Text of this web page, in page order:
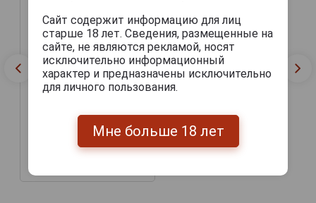
Chabot 1967 years
Арманьяк Шабо 1967г
0.7л в подарочной тубе
Сайт содержит информацию для лиц
старше 18 лет. Сведения, размещенные на
сайте, не являются рекламой, носят
исключительно информационный
характер и предназначены исключительно
для личного пользования.
Мне больше 18 лет